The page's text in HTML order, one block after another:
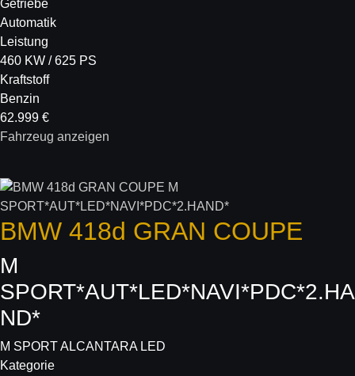
Getriebe
Automatik
Leistung
460 KW / 625 PS
Kraftstoff
Benzin
62.999 €
Fahrzeug anzeigen
BMW 418d GRAN COUPE
M
SPORT*AUT*LED*NAVI*PDC*2.HA
ND*
M SPORT ALCANTARA LED
Kategorie